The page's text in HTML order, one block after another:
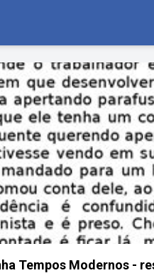
Tempos Modernos -